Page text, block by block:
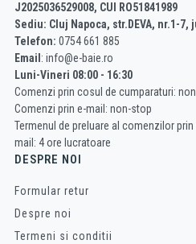
J2025036529008, CUI RO51841989
Sediu: Cluj Napoca, str.DEVA, nr.1-7,
Telefon: 0754 661 885
Email : info@e-baie.ro
Luni-Vineri 08:00 - 16:30
Comenzi prin cosul de cumparaturi:
Comenzi prin e-mail: non-stop
Termenul de preluare al comenzilor
mail: 4 ore lucratoare
DESPRE NOI
Formular retur
Despre noi
Termeni si conditii